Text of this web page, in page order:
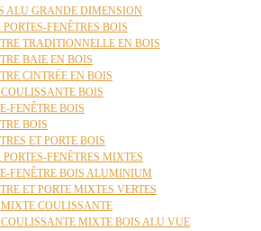
ALU GRANDE DIMENSION
FENÊTRES BOIS
TRADITIONNELLE EN BOIS
BAIE EN BOIS
CINTRÉE EN BOIS
BOIS
FENÊTRE BOIS
BOIS
ET PORTE BOIS
FENÊTRES MIXTES
FENÊTRE BOIS ALUMINIUM
ET PORTE MIXTES VERTES
COULISSANTE
MIXTE BOIS ALU VUE